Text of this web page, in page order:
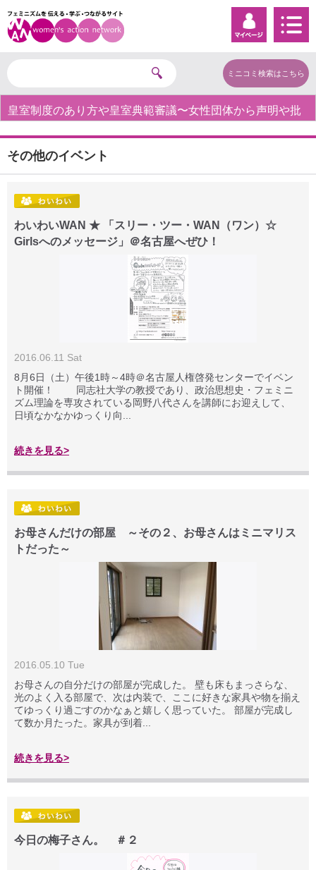
ミニコミ検索はこちら
皇室制度のあり方や皇室典範審議〜女性団体から声明や批
その他のイベント
わいわいWAN ★ 「スリー・ツー・WAN（ワン）☆
Girlsへのメッセージ」＠名古屋へぜひ！
2016.06.11 Sat
8月6日（土）午後1時～4時＠名古屋人権啓発センターでイベン
ト開催！ 同志社大学の教授であり、政治思想史・フェミニ
ズム理論を専攻されている岡野八代さんを講師にお迎えして、
日頃なかなかゆっくり向...
続きを見る>
お母さんだけの部屋 ～その２、お母さんはミニマリス
トだった～
2016.05.10 Tue
お母さんの自分だけの部屋が完成した。 壁も床もまっさらな、
光のよく入る部屋で、次は内装で、ここに好きな家具や物を揃え
てゆっくり過ごすのかなぁと嬉しく思っていた。 部屋が完成し
て数か月たった。家具が到着...
続きを見る>
今日の梅子さん。 ＃２